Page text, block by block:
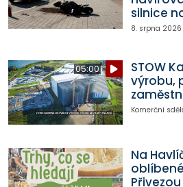
silnice
8. srpna 2026
05:00
STOW
výrobu,
Komerční
Na